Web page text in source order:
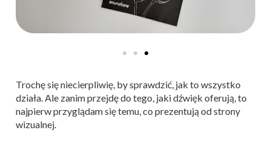
Trochę się niecierpliwię, by sprawdzić, jak to wszystko
działa. Ale zanim przejdę do tego, jaki dźwięk oferują, to
najpierw przyglądam się temu, co prezentują od strony
wizualnej.